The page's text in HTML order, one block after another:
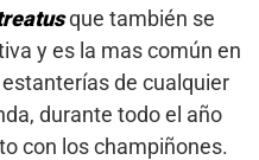
que también se
y es la mas común en
estanterías de cualquier
durante todo el año
con los champiñones.